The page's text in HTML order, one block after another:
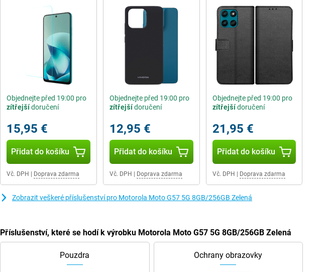
Objednejte před 19:00 pro
zítřejšídoručení
15,95 €
Přidat do košíku
Vč. DPH Doprava zdarma
Objednejte před 19:00 pro
zítřejšídoručení
12,95 €
Přidat do košíku
Vč. DPH Doprava zdarma
Objednejte před 19:00 pro
zítřejšídoručení
21,95 €
Přidat do košíku
Vč. DPH Doprava zdarma
Zobrazit veškeré příslušenství pro Motorola Moto G57 5G 8GB/256GB Zelená
Příslušenství, které se hodí k výrobku Motorola Moto G57 5G 8GB/256GB Zelená
Pouzdra Ochrany obrazovky